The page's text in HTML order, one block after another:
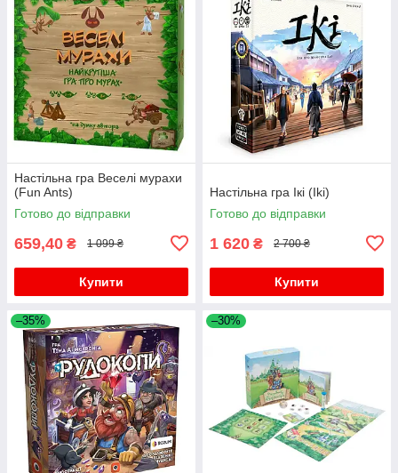
Настільна гра Веселі мурахи
(Fun Ants)
Готово до відправки
659,40 ₴ 1 099 ₴
Купити
Настільна гра Ікі (Iki)
Готово до відправки
1 620 ₴ 2 700 ₴
Купити
–35% –30%